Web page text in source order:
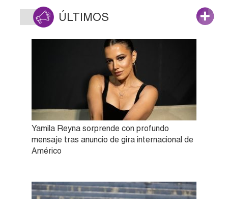
ÚLTIMOS
Yamila Reyna sorprende con profundo
mensaje tras anuncio de gira internacional de
Américo